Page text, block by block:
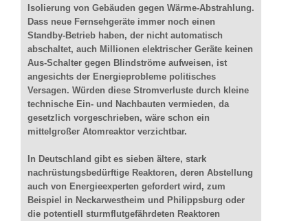
Isolierung von Gebäuden gegen Wärme-Abstrahlung.
Dass neue Fernsehgeräte immer noch einen
Standby-Betrieb haben, der nicht automatisch
abschaltet, auch Millionen elektrischer Geräte keinen
Aus-Schalter gegen Blindströme aufweisen, ist
angesichts der Energieprobleme politisches
Versagen. Würden diese Stromverluste durch kleine
technische Ein- und Nachbauten vermieden, da
gesetzlich vorgeschrieben, wäre schon ein
mittelgroßer Atomreaktor verzichtbar.
In Deutschland gibt es sieben ältere, stark
nachrüstungsbedürftige Reaktoren, deren Abstellung
auch von Energieexperten gefordert wird, zum
Beispiel in Neckarwestheim und Philippsburg oder
die potentiell sturmflutgefährdeten Reaktoren